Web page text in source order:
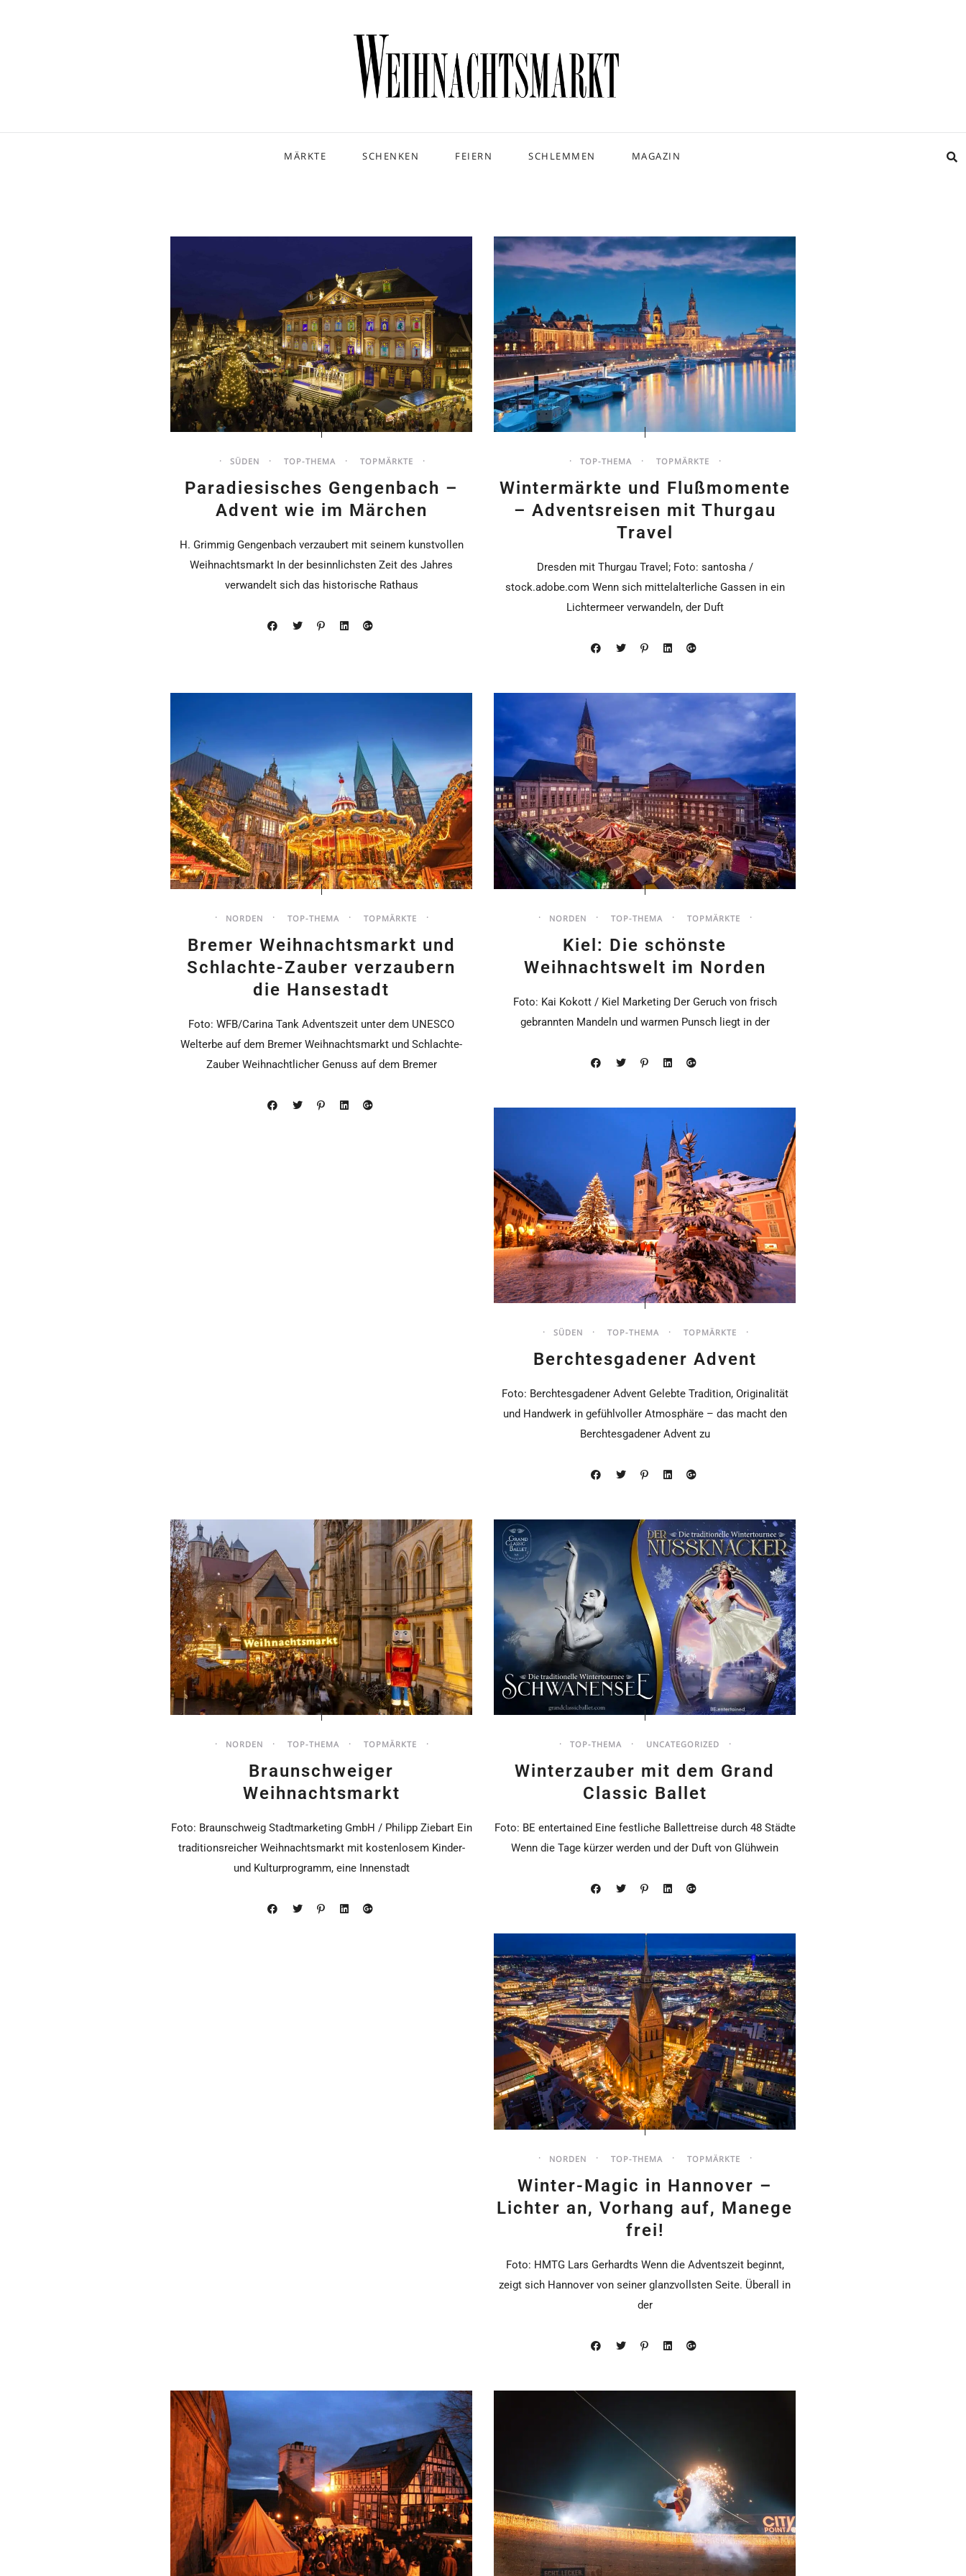
MÄRKTE SCHENKEN FEIERN SCHLEMMEN MAGAZIN
SÜDEN TOP-THEMA TOPMÄRKTE
Paradiesisches Gengenbach –
Advent wie im Märchen
H. Grimmig Gengenbach verzaubert mit seinem kunstvollen
Weihnachtsmarkt In der besinnlichsten Zeit des Jahres
verwandelt sich das historische Rathaus
TOP-THEMA TOPMÄRKTE
Wintermärkte und Flußmomente
– Adventsreisen mit Thurgau
Travel
Dresden mit Thurgau Travel; Foto: santosha /
stock.adobe.com Wenn sich mittelalterliche Gassen in ein
Lichtermeer verwandeln, der Duft
NORDEN TOP-THEMA TOPMÄRKTE
Bremer Weihnachtsmarkt und
Schlachte-Zauber verzaubern
die Hansestadt
Foto: WFB/Carina Tank Adventszeit unter dem UNESCO
Welterbe auf dem Bremer Weihnachtsmarkt und Schlachte-
Zauber Weihnachtlicher Genuss auf dem Bremer
NORDEN TOP-THEMA TOPMÄRKTE
Kiel: Die schönste
Weihnachtswelt im Norden
Foto: Kai Kokott / Kiel Marketing Der Geruch von frisch
gebrannten Mandeln und warmen Punsch liegt in der
SÜDEN TOP-THEMA TOPMÄRKTE
Berchtesgadener Advent
Foto: Berchtesgadener Advent Gelebte Tradition, Originalität
und Handwerk in gefühlvoller Atmosphäre – das macht den
Berchtesgadener Advent zu
NORDEN TOP-THEMA TOPMÄRKTE
Braunschweiger
Weihnachtsmarkt
Foto: Braunschweig Stadtmarketing GmbH / Philipp Ziebart Ein
traditionsreicher Weihnachtsmarkt mit kostenlosem Kinder-
und Kulturprogramm, eine Innenstadt
TOP-THEMA UNCATEGORIZED
Winterzauber mit dem Grand
Classic Ballet
Foto: BE entertained Eine festliche Ballettreise durch 48 Städte
Wenn die Tage kürzer werden und der Duft von Glühwein
NORDEN TOP-THEMA TOPMÄRKTE
Winter-Magic in Hannover –
Lichter an, Vorhang auf, Manege
frei!
Foto: HMTG Lars Gerhardts Wenn die Adventszeit beginnt,
zeigt sich Hannover von seiner glanzvollsten Seite. Überall in
der